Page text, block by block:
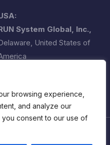
browsing experience,
and analyze our
consent to our use of
System Global, Inc.,
United States of